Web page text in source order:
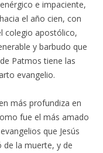
e impaciente,
el año cien, con
colegio apostólico,
y barbudo que
Patmos tiene las
evangelio.
más profundiza en
fue el más amado
que Jesús
de la muerte, y de